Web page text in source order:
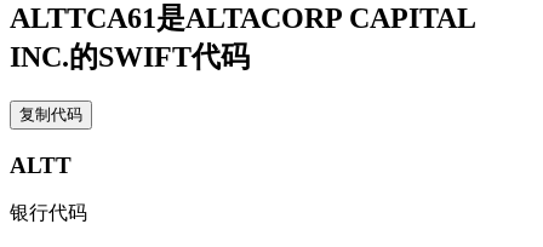
ALTTCA61是ALTACORP CAPITAL
INC.的SWIFT代码
复制代码
ALTT
银行代码